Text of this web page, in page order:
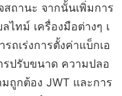
สถานะ จากนั้นเพิ่มการ
ไทม์ เครื่องมือต่างๆ เ
ถเร่งการตั้งค่าแบ็กเอ
รปรับขนาด ความปลอ
ถูกต้อง JWT และการ